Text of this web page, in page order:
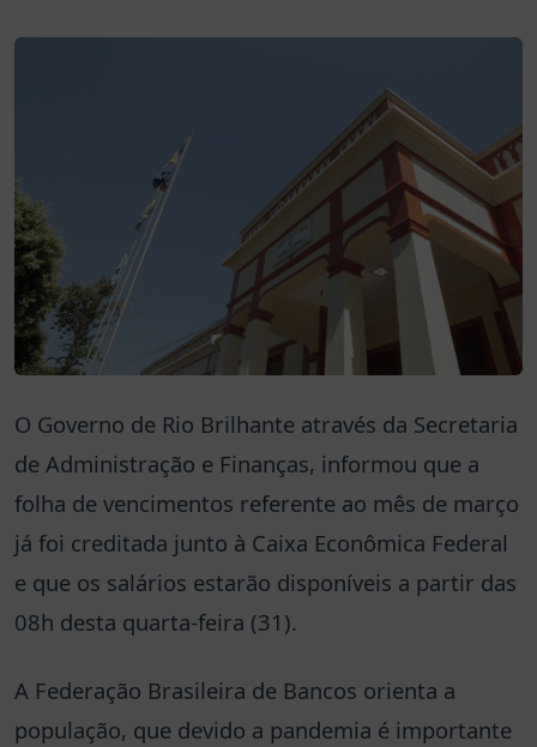
O Governo de Rio Brilhante através da Secretaria
de Administração e Finanças, informou que a
folha de vencimentos referente ao mês de março
já foi creditada junto à Caixa Econômica Federal
e que os salários estarão disponíveis a partir das
08h desta quarta-feira (31).
A Federação Brasileira de Bancos orienta a
população, que devido a pandemia é importante